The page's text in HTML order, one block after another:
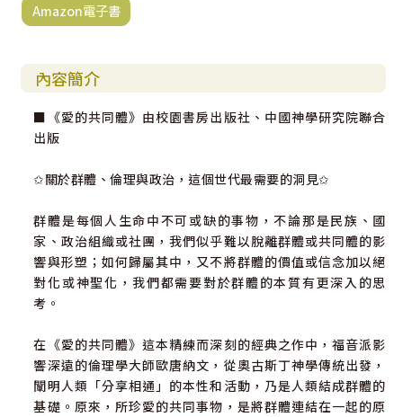
Amazon電子書
內容簡介
■《愛的共同體》由校園書房出版社、中國神學研究院聯合
出版
✩關於群體、倫理與政治，這個世代最需要的洞見✩
群體是每個人生命中不可或缺的事物，不論那是民族、國
家、政治組織或社團，我們似乎難以脫離群體或共同體的影
響與形塑；如何歸屬其中，又不將群體的價值或信念加以絕
對化或神聖化，我們都需要對於群體的本質有更深入的思
考。
在《愛的共同體》這本精練而深刻的經典之作中，福音派影
響深遠的倫理學大師歐唐納文，從奧古斯丁神學傳統出發，
闡明人類「分享相通」的本性和活動，乃是人類結成群體的
基礎。原來，所珍愛的共同事物，是將群體連結在一起的原